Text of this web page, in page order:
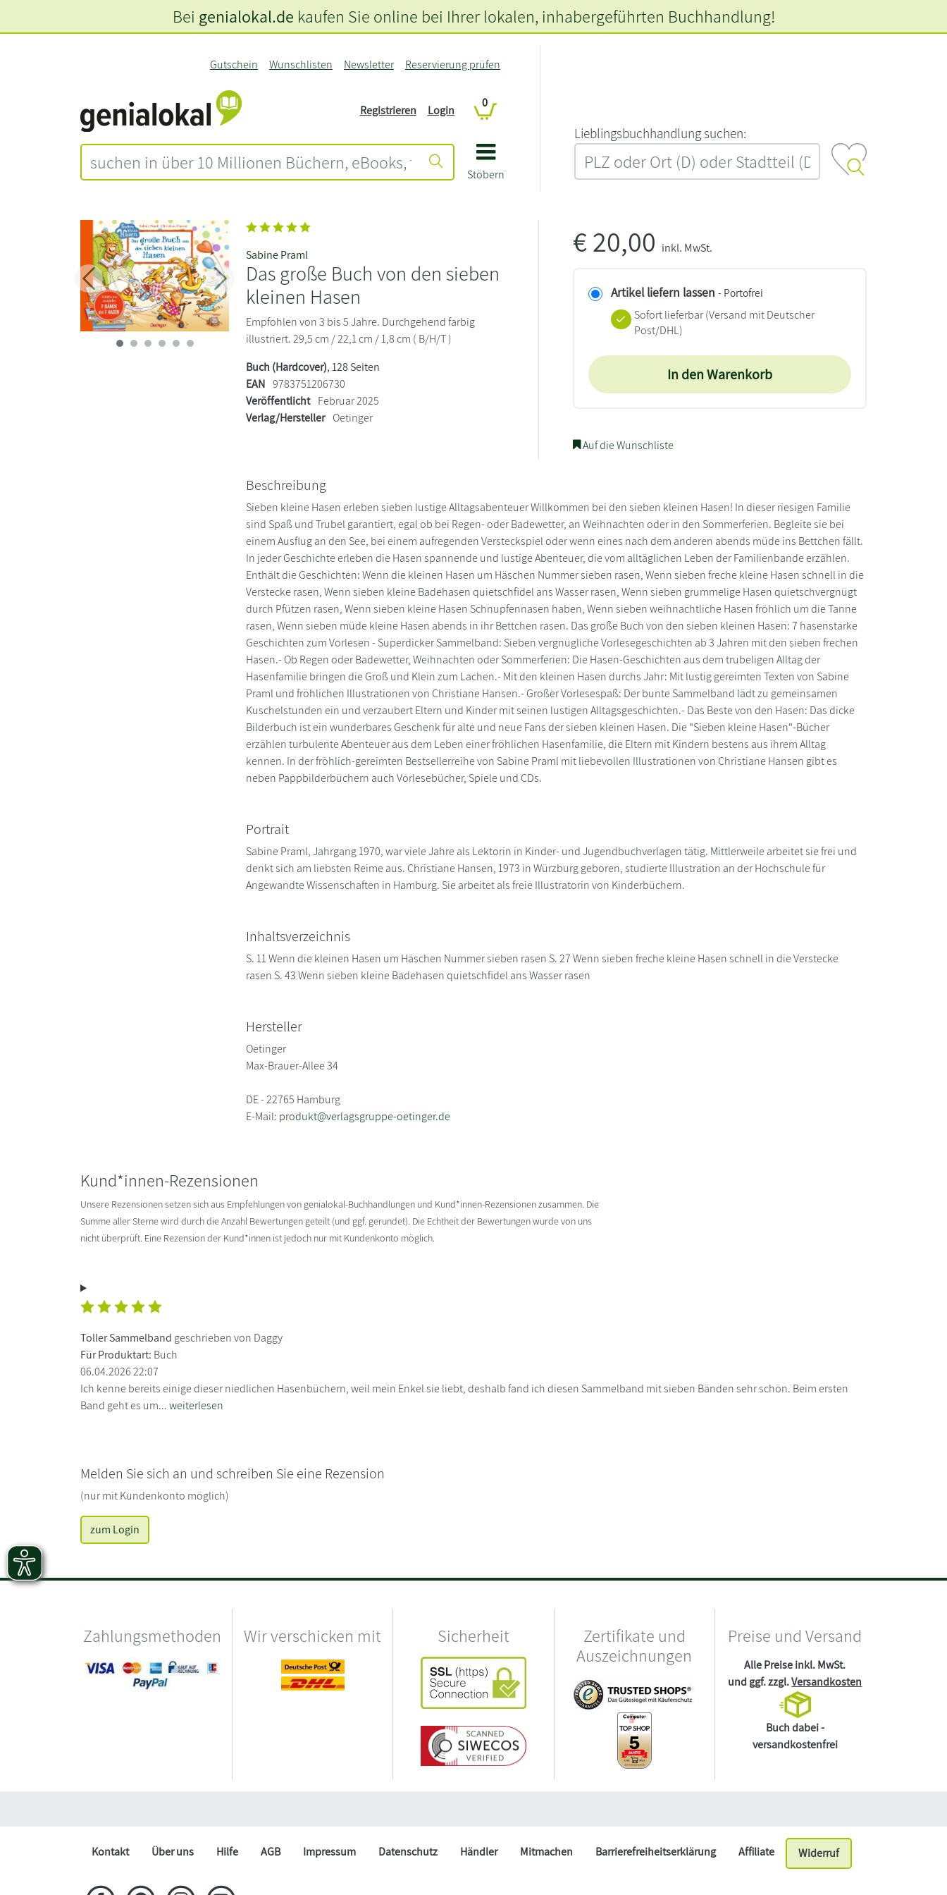
Stöbern
Gutschein Wunschlisten Newsletter Reservierung prüfen
Registrieren Login
0
L‍i‍e‍b‍l‍i‍n‍g‍s‍b‍u‍c‍h‍h‍a‍n‍d‍l‍u‍n‍g‍ ‍s‍u‍c‍h‍e‍n‍:‍
Bei genialokal.de kaufen Sie online bei Ihrer lokalen, inhabergeführten Buchhandlung!
Zurück Weiter
Sabine Praml
Das große Buch von den sieben
kleinen Hasen
Empfohlen von 3 bis 5 Jahre. Durchgehend farbig
illustriert. 29,5 cm / 22,1 cm / 1,8 cm ( B/H/T )
Buch (Hardcover), 128 Seiten
EAN 9783751206730
Veröffentlicht Februar 2025
Verlag/Hersteller Oetinger
€20,00 inkl. MwSt.
Artikel liefern lassen - Portofrei
Sofort lieferbar(Versand mit Deutscher
Post/DHL)
In den Warenkorb
Auf die Wunschliste
Beschreibung
Sieben kleine Hasen erleben sieben lustige Alltagsabenteuer Willkommen bei den sieben kleinen Hasen! In dieser riesigen Familie
sind Spaß und Trubel garantiert, egal ob bei Regen- oder Badewetter, an Weihnachten oder in den Sommerferien. Begleite sie bei
einem Ausflug an den See, bei einem aufregenden Versteckspiel oder wenn eines nach dem anderen abends müde ins Bettchen fällt.
In jeder Geschichte erleben die Hasen spannende und lustige Abenteuer, die vom alltäglichen Leben der Familienbande erzählen.
Enthält die Geschichten: Wenn die kleinen Hasen um Häschen Nummer sieben rasen, Wenn sieben freche kleine Hasen schnell in die
Verstecke rasen, Wenn sieben kleine Badehasen quietschfidel ans Wasser rasen, Wenn sieben grummelige Hasen quietschvergnügt
durch Pfützen rasen, Wenn sieben kleine Hasen Schnupfennasen haben, Wenn sieben weihnachtliche Hasen fröhlich um die Tanne
rasen, Wenn sieben müde kleine Hasen abends in ihr Bettchen rasen. Das große Buch von den sieben kleinen Hasen: 7 hasenstarke
Geschichten zum Vorlesen - Superdicker Sammelband: Sieben vergnügliche Vorlesegeschichten ab 3 Jahren mit den sieben frechen
Hasen.- Ob Regen oder Badewetter, Weihnachten oder Sommerferien: Die Hasen-Geschichten aus dem trubeligen Alltag der
Hasenfamilie bringen die Groß und Klein zum Lachen.- Mit den kleinen Hasen durchs Jahr: Mit lustig gereimten Texten von Sabine
Praml und fröhlichen Illustrationen von Christiane Hansen.- Großer Vorlesespaß: Der bunte Sammelband lädt zu gemeinsamen
Kuschelstunden ein und verzaubert Eltern und Kinder mit seinen lustigen Alltagsgeschichten.- Das Beste von den Hasen: Das dicke
Bilderbuch ist ein wunderbares Geschenk für alte und neue Fans der sieben kleinen Hasen. Die "Sieben kleine Hasen"-Bücher
erzählen turbulente Abenteuer aus dem Leben einer fröhlichen Hasenfamilie, die Eltern mit Kindern bestens aus ihrem Alltag
kennen. In der fröhlich-gereimten Bestsellerreihe von Sabine Praml mit liebevollen Illustrationen von Christiane Hansen gibt es
neben Pappbilderbüchern auch Vorlesebücher, Spiele und CDs.
Portrait
Sabine Praml, Jahrgang 1970, war viele Jahre als Lektorin in Kinder- und Jugendbuchverlagen tätig. Mittlerweile arbeitet sie frei und
denkt sich am liebsten Reime aus. Christiane Hansen, 1973 in Würzburg geboren, studierte Illustration an der Hochschule für
Angewandte Wissenschaften in Hamburg. Sie arbeitet als freie Illustratorin von Kinderbüchern.
Inhaltsverzeichnis
S. 11 Wenn die kleinen Hasen um Häschen Nummer sieben rasen S. 27 Wenn sieben freche kleine Hasen schnell in die Verstecke
rasen S. 43 Wenn sieben kleine Badehasen quietschfidel ans Wasser rasen
Hersteller
Oetinger
Max-Brauer-Allee 34
DE - 22765 Hamburg
E-Mail: produkt@verlagsgruppe-oetinger.de
Kund*innen-Rezensionen
Unsere Rezensionen setzen sich aus Empfehlungen von genialokal-Buchhandlungen und Kund*innen-Rezensionen zusammen. Die
Summe aller Sterne wird durch die Anzahl Bewertungen geteilt (und ggf. gerundet). Die Echtheit der Bewertungen wurde von uns
nicht überprüft. Eine Rezension der Kund*innen ist jedoch nur mit Kundenkonto möglich.
Toller Sammelband geschrieben von Daggy
Für Produktart: Buch
06.04.2026 22:07
Ich kenne bereits einige dieser niedlichen Hasenbüchern, weil mein Enkel sie liebt, deshalb fand ich diesen Sammelband mit sieben Bänden sehr schön. Beim ersten
Band geht es um...weiterlesen
Melden Sie sich an und schreiben Sie eine Rezension
(nur mit Kundenkonto möglich)
zum Login
Zahlungsmethoden Wir verschicken mit Sicherheit
Zertifikate und
Auszeichnungen
Preise und Versand
Alle Preise inkl. MwSt.
und ggf. zzgl.Versandkosten
Buch dabei -
versandkostenfrei
Kontakt Über uns Hilfe AGB Impressum Datenschutz Händler Mitmachen Barrierefreiheitserklärung Affiliate Widerruf